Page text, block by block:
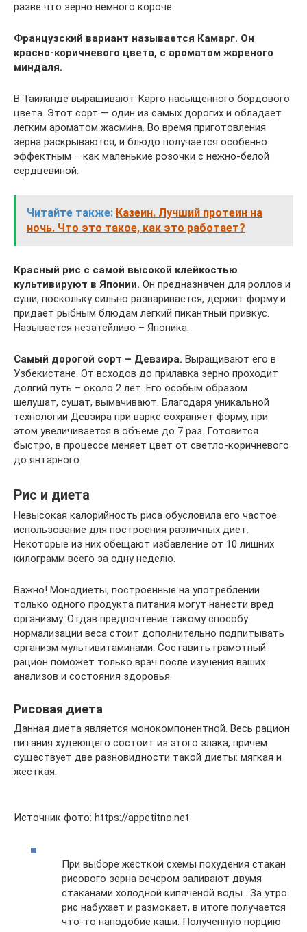
разве что зерно немного короче.
Французский вариант называется Камарг. Он
красно-коричневого цвета, с ароматом жареного
миндаля.
В Таиланде выращивают Карго насыщенного бордового
цвета. Этот сорт — один из самых дорогих и обладает
легким ароматом жасмина. Во время приготовления
зерна раскрываются, и блюдо получается особенно
эффектным – как маленькие розочки с нежно-белой
сердцевиной.
Читайте также: Казеин. Лучший протеин на
ночь. Что это такое, как это работает?
Красный рис с самой высокой клейкостью
культивируют в Японии. Он предназначен для роллов и
суши, поскольку сильно разваривается, держит форму и
придает рыбным блюдам легкий пикантный привкус.
Называется незатейливо – Японика.
Самый дорогой сорт – Девзира. Выращивают его в
Узбекистане. От всходов до прилавка зерно проходит
долгий путь – около 2 лет. Его особым образом
шелушат, сушат, вымачивают. Благодаря уникальной
технологии Девзира при варке сохраняет форму, при
этом увеличивается в объеме до 7 раз. Готовится
быстро, в процессе меняет цвет от светло-коричневого
до янтарного.
Рис и диета
Невысокая калорийность риса обусловила его частое
использование для построения различных диет.
Некоторые из них обещают избавление от 10 лишних
килограмм всего за одну неделю.
Важно! Монодиеты, построенные на употреблении
только одного продукта питания могут нанести вред
организму. Отдав предпочтение такому способу
нормализации веса стоит дополнительно подпитывать
организм мультивитаминами. Составить грамотный
рацион поможет только врач после изучения ваших
анализов и состояния здоровья.
Рисовая диета
Данная диета является монокомпонентной. Весь рацион
питания худеющего состоит из этого злака, причем
существует две разновидности такой диеты: мягкая и
жесткая.
Источник фото: https://appetitno.net
При выборе жесткой схемы похудения стакан
рисового зерна вечером заливают двумя
стаканами холодной кипяченой воды . За утро
рис набухает и размокает, в итоге получается
что-то наподобие каши. Полученную порцию